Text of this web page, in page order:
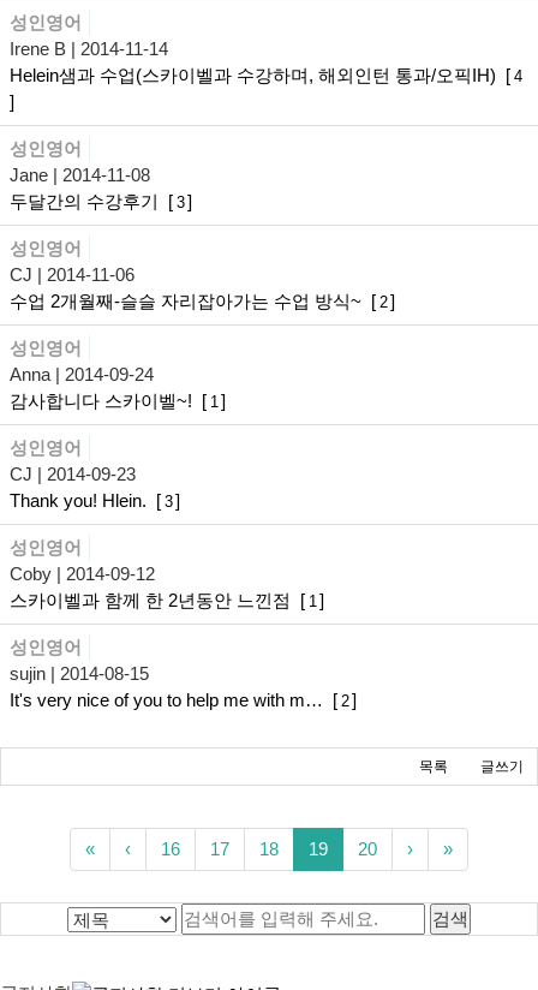
성인영어
Irene B | 2014-11-14
Helein샘과 수업(스카이벨과 수강하며, 해외인턴 통과/오픽IH) [ 4
]
성인영어
Jane | 2014-11-08
두달간의 수강후기
[ 3]
성인영어
CJ | 2014-11-06
수업 2개월째-슬슬 자리잡아가는 수업 방식~ [ 2]
성인영어
Anna | 2014-09-24
감사합니다 스카이벨~! [ 1]
성인영어
CJ | 2014-09-23
Thank you! Hlein. [ 3]
성인영어
Coby | 2014-09-12
스카이벨과 함께 한 2년동안 느낀점
[ 1]
성인영어
sujin | 2014-08-15
It's very nice of you to help me with m…
[ 2]
목록 글쓰기
« ‹ 16 17 18 19 20 › »